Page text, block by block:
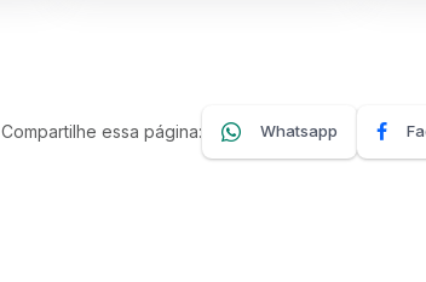
Compartilhe essa página: Whatsapp